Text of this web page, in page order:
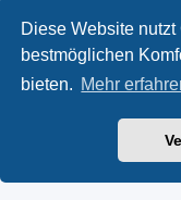
Diese Website
bestmöglichen
bieten. Mehr